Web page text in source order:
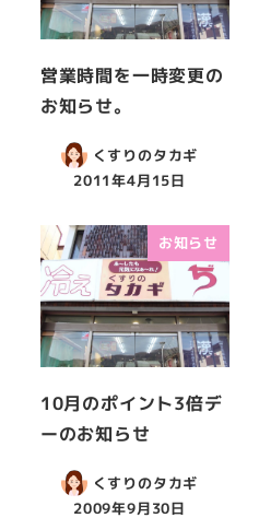
営業時間を一時変更の
お知らせ。
くすりのタカギ
2011年4月15日
お知らせ
10月のポイント3倍デ
ーのお知らせ
くすりのタカギ
2009年9月30日